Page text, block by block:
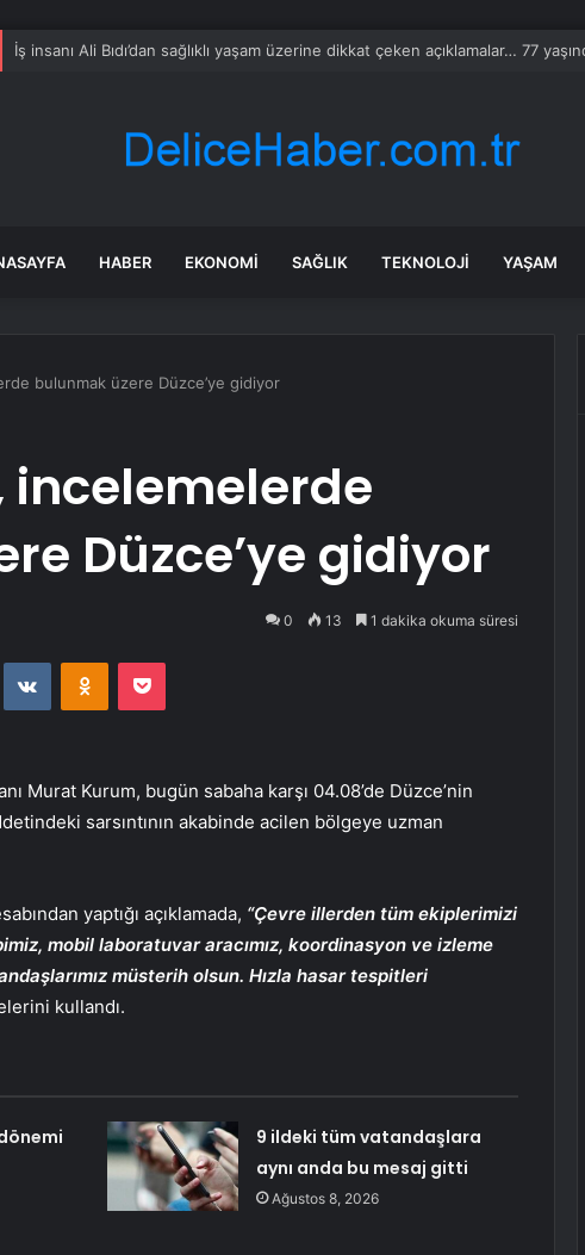
Evine tadilat yapan çift, gizli bölmede deste deste para buldu
HABER EKONOMI SAĞLIK TEKNOLOJI YAŞAM
bulunmak üzere Düzce’ye gidiyor
Düzce’ye gidiyor
0 13 1 dakika okuma süresi
VKontakteOdnoklassniki
Pocket
Murat Kurum, bugün sabaha karşı 04.08’de Düzce’nin
sarsıntının akabinde acilen bölgeye uzman
yaptığı açıklamada, “Çevre illerden tüm ekiplerimizi
mobil laboratuvar aracımız, koordinasyon ve izleme
müsterih olsun. Hızla hasar tespitleri
kullandı.
9 ildeki tüm vatandaşlara
aynı anda bu mesaj gitti
Ağustos 8, 2026